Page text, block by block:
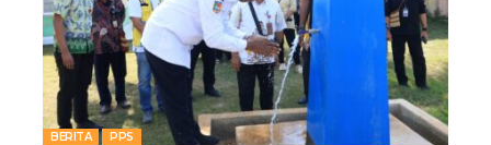
BERITA PPS